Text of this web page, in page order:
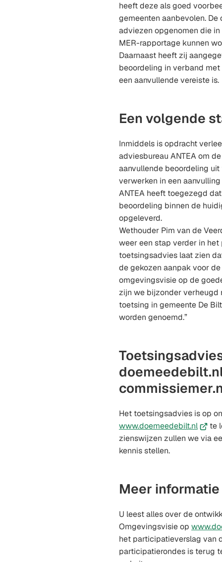
heeft deze als goed
gemeenten aanbevolen.
adviezen opgenomen die
MER-rapportage kunnen
Daarnaast heeft zij
beoordeling in verband
een aanvullende vereiste is.
Een volgende
Inmiddels is opdracht
adviesbureau ANTEA om
aanvullende beoordeling
verwerken in een
ANTEA heeft toegezegd
beoordeling binnen de
opgeleverd.
Wethouder Pim van de
weer een stap verder in het
toetsingsadvies laat zien
de gekozen aanpak voor
omgevingsvisie op de
zijn we bijzonder verheugd
toetsing in gemeente De
worden genoemd.”
Het toetsingsadvies is op
www.doemeedebilt.nl
naar
te
zienswijzen zullen we via
kennis stellen.
Meer informatie
U leest alles over de
Omgevingsvisie op
het participatieverslag van
participatierondes is terug